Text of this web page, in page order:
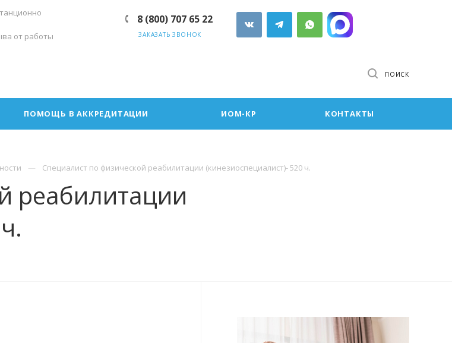
от работы
8 (800) 707 65 22
ЗАКАЗАТЬ ЗВОНОК
ПОИСК
ПОМОЩЬ В АККРЕДИТАЦИИ ИОМ-КР КОНТАКТЫ
Специалист по физической реабилитации (кинезиоспециалист)- 520 ч.
реабилитации